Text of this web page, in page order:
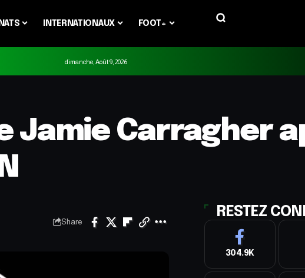
INTERNATIONAUX FOOT+
dimanche, Août 9, 2026
Jamie Carragher
Share
RESTEZ
304.9K